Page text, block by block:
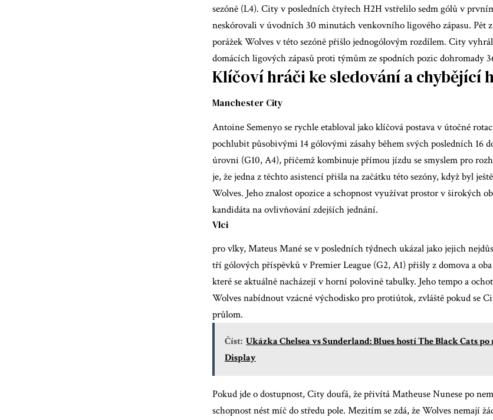
sezóně (L4). City v posledních čtyřech H2H vstřelilo sedm gólů v
neskórovali v úvodních 30 minutách venkovního ligového zápasu. Pět
porážek Wolves v této sezóně přišlo jednogólovým rozdílem. City
domácích ligových zápasů proti týmům ze spodních pozic dohromady
Klíčoví hráči ke sledování a chybějící
Manchester City
Antoine Semenyose rychle etabloval jako klíčová postava v útočné
pochlubit působivými 14 gólovými zásahy během svých posledních 16
úrovni (G10, A4), přičemž kombinuje přímou jízdu se smyslem pro
je, že jedna z těchto asistencí přišla na začátku této sezóny, když byl
Wolves. Jeho znalost opozice a schopnost využívat prostor v širokých
kandidáta na ovlivňování zdejších jednání.
Vlci
pro vlky,Mateus Manése v posledních týdnech ukázal jako jejich
tří gólových příspěvků v Premier League (G2, A1) přišly z domova a
které se aktuálně nacházejí v horní polovině tabulky. Jeho tempo a
Wolves nabídnout vzácné východisko pro protiútok, zvláště pokud se
průlom.
Číst: Ukázka Chelsea vs Sunderland: Blues hostí The Black Cats
Display
Pokud jde o dostupnost, City doufá, že přivítá Matheuse Nunese po
schopnost nést míč do středu pole. Mezitím se zdá, že Wolves nemají